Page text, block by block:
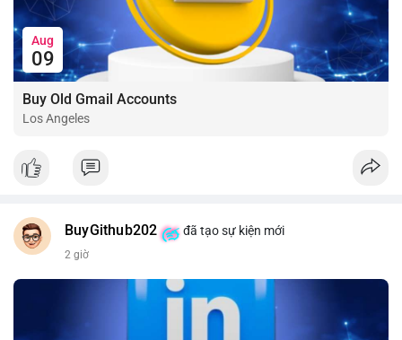
Aug
09
Buy Old Gmail Accounts
Los Angeles
BuyGithub202 đã tạo sự kiện mới
2 giờ